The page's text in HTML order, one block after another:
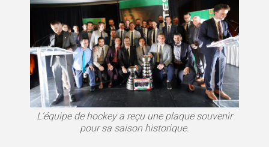
L’équipe de hockey a reçu une plaque souvenir
pour sa saison historique.